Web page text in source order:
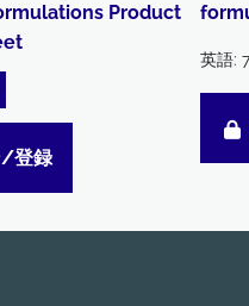
Product
DESCRIPTIONS
/登録
英語: